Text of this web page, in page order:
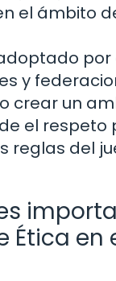
el ámbito
por
y
crear un
el respeto
reglas del
Ética en